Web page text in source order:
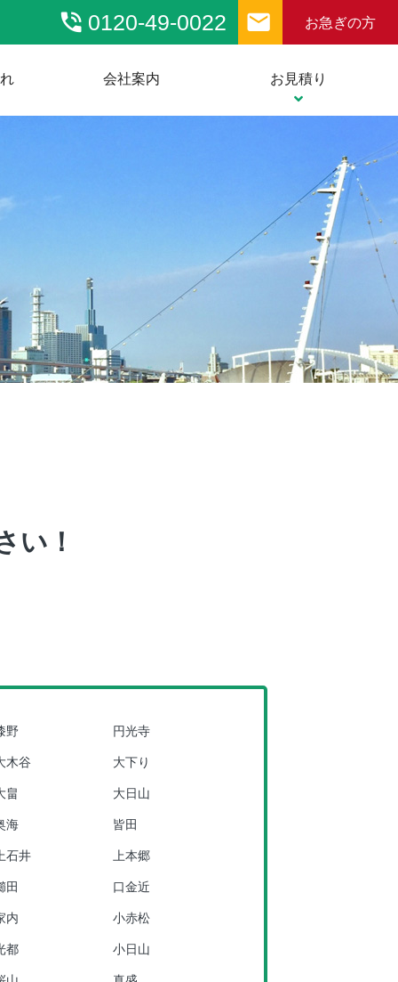
会社案内 お見積り
phone_in_talk 0120-49-0022 email お急ぎの方
い！
野 円光寺
木谷 大下り
畠 大日山
海 皆田
石井 上本郷
田 口金近
内 小赤松
都 小日山